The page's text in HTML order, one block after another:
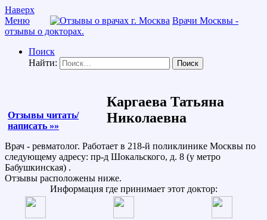
Наверх
Меню
Врачи Москвы -
отзывы о докторах.
Поиск
Найти:
Отзывы читать/
написать »»
Каргаева Татьяна
Николаевна
Врач - ревматолог. Работает в 218-й поликлинике Москвы по
следующему адресу: пр-д Шокальского, д. 8 (у метро
Бабушкинская) .
Отзывы расположены ниже.
Информация где принимает этот доктор: